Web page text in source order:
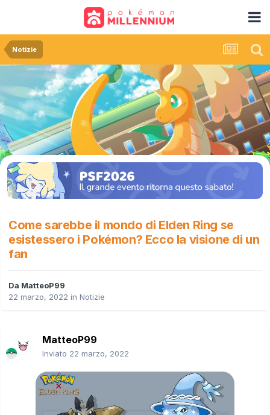
Notizie
Come sarebbe il mondo di Elden Ring se
esistessero i Pokémon? Ecco la visione di un
fan
Da MatteoP99
22 marzo, 2022 in Notizie
MatteoP99
Inviato 22 marzo, 2022